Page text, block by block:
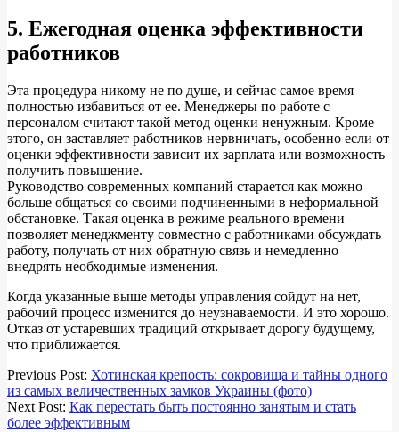
5. Ежегодная оценка эффективности
работников
Эта процедура никому не по душе, и сейчас самое время
полностью избавиться от ее. Менеджеры по работе с
персоналом считают такой метод оценки ненужным. Кроме
этого, он заставляет работников нервничать, особенно если от
оценки эффективности зависит их зарплата или возможность
получить повышение.
Руководство современных компаний старается как можно
больше общаться со своими подчиненными в неформальной
обстановке. Такая оценка в режиме реального времени
позволяет менеджменту совместно с работниками обсуждать
работу, получать от них обратную связь и немедленно
внедрять необходимые изменения.
Когда указанные выше методы управления сойдут на нет,
рабочий процесс изменится до неузнаваемости. И это хорошо.
Отказ от устаревших традиций открывает дорогу будущему,
что приближается.
2018-
09-
16
Previous Post: Хотинская крепость: сокровища и тайны одного
из самых величественных замков Украины (фото)
Next Post: Как перестать быть постоянно занятым и стать
более эффективным